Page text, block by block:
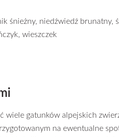
śnieżny, niedźwiedź brunatny,
wieszczek
wiele gatunków alpejskich
na ewentualne